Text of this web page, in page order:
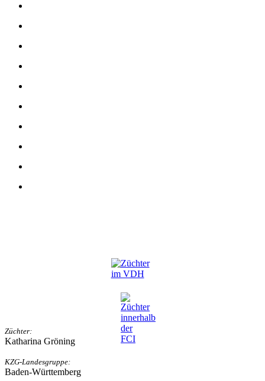
Züchter:
Katharina Gröning
KZG-Landesgruppe:
Baden-Württemberg